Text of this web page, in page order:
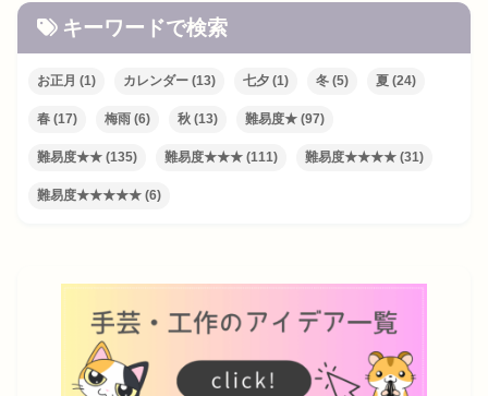
キーワードで検索
お正月 (1) カレンダー (13) 七夕 (1) 冬 (5) 夏 (24)
春 (17) 梅雨 (6) 秋 (13) 難易度★ (97)
難易度★★ (135) 難易度★★★ (111) 難易度★★★★ (31)
難易度★★★★★ (6)